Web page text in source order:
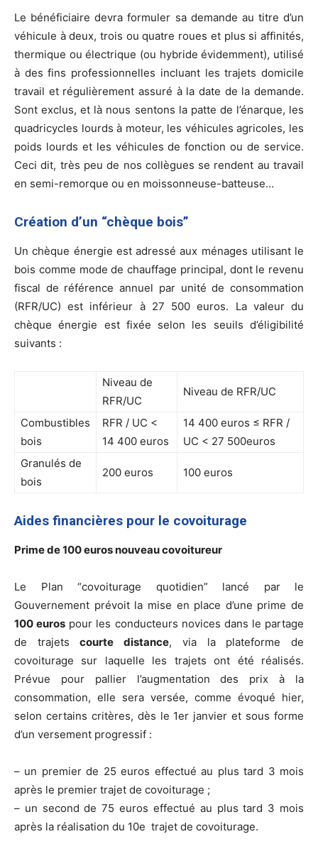
Le bénéficiaire devra formuler sa demande au titre d’un
véhicule à deux, trois ou quatre roues et plus si affinités,
thermique ou électrique (ou hybride évidemment), utilisé
à des fins professionnelles incluant les trajets domicile
travail et régulièrement assuré à la date de la demande.
Sont exclus, et là nous sentons la patte de l’énarque, les
quadricycles lourds à moteur, les véhicules agricoles, les
poids lourds et les véhicules de fonction ou de service.
Ceci dit, très peu de nos collègues se rendent au travail
en semi-remorque ou en moissonneuse-batteuse…
Création d’un “chèque bois”
Un chèque énergie est adressé aux ménages utilisant le
bois comme mode de chauffage principal, dont le revenu
fiscal de référence annuel par unité de consommation
(RFR/UC) est inférieur à 27 500 euros. La valeur du
chèque énergie est fixée selon les seuils d’éligibilité
suivants :
Niveau de
RFR/UC
Niveau de RFR/UC
Combustibles
bois
RFR / UC <
14 400 euros
14 400 euros ≤ RFR /
UC < 27 500euros
Granulés de
bois
200 euros 100 euros
Aides financières pour le covoiturage
Prime de 100 euros nouveau covoitureur
Le Plan “covoiturage quotidien” lancé par le
Gouvernement prévoit la mise en place d’une prime de
100 euros pour les conducteurs novices dans le partage
de trajetscourte distance, via la plateforme de
covoiturage sur laquelle les trajets ont été réalisés.
Prévue pour pallier l’augmentation des prix à la
consommation, elle sera versée, comme évoqué hier,
selon certains critères, dès le 1er janvier et sous forme
d’un versement progressif :
– un premier de 25 euros effectué au plus tard 3 mois
après le premier trajet de covoiturage ;
– un second de 75 euros effectué au plus tard 3 mois
après la réalisation du 10e trajet de covoiturage.